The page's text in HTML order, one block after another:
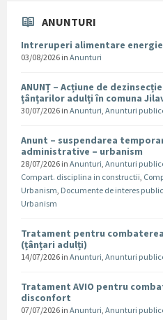
ANUNTURI
Intreruperi alimentare
03/08/2026 in Anunturi
ANUNȚ – Acțiune de
țânțarilor adulți în comuna
30/07/2026 in Anunturi, Anunturi
Anunt – suspendarea
administrative – urbanism
28/07/2026 in Anunturi, Anunturi
Compart. disciplina in constructii,
Urbanism, Documente de interes public
Urbanism
Tratament pentru
(țânțari adulți)
14/07/2026 in Anunturi, Anunturi
Tratament AVIO pentru
disconfort
07/07/2026 in Anunturi, Anunturi